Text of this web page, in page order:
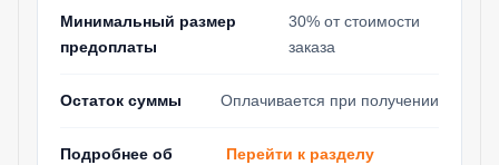
Минимальный размер
предоплаты
30% от стоимости
заказа
Остаток суммы Оплачивается при получении
Подробнее об
Перейти к разделу